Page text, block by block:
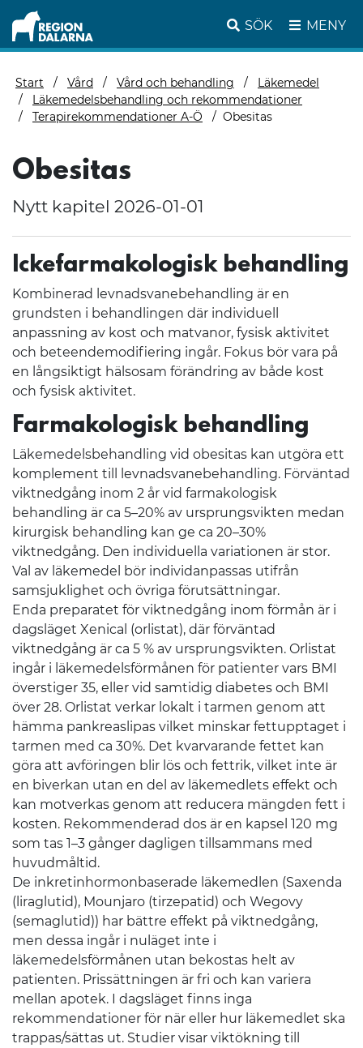
SÖK MENY
Start Vård Vård och behandling
Läkemedel
Läkemedelsbehandling och rekommendationer
Terapirekommendationer A-Ö
Obesitas
Obesitas
Nytt kapitel 2026-01-01
Ickefarmakologisk behandling
Kombinerad levnadsvanebehandling är en
grundsten i behandlingen där individuell
anpassning av kost och matvanor, fysisk aktivitet
och beteendemodifiering ingår. Fokus bör vara på
en långsiktigt hälsosam förändring av både kost
och fysisk aktivitet.
Farmakologisk behandling
Läkemedelsbehandling vid obesitas kan utgöra ett
komplement till levnadsvanebehandling. Förväntad
viktnedgång inom 2 år vid farmakologisk
behandling är ca 5–20% av ursprungsvikten medan
kirurgisk behandling kan ge ca 20–30%
viktnedgång. Den individuella variationen är stor.
Val av läkemedel bör individanpassas utifrån
samsjuklighet och övriga förutsättningar.
Enda preparatet för viktnedgång inom förmån är i
dagsläget Xenical (orlistat), där förväntad
viktnedgång är ca 5 % av ursprungsvikten. Orlistat
ingår i läkemedelsförmånen för patienter vars BMI
överstiger 35, eller vid samtidig diabetes och BMI
över 28. Orlistat verkar lokalt i tarmen genom att
hämma pankreaslipas vilket minskar fettupptaget i
tarmen med ca 30%. Det kvarvarande fettet kan
göra att avföringen blir lös och fettrik, vilket inte är
en biverkan utan en del av läkemedlets effekt och
kan motverkas genom att reducera mängden fett i
kosten. Rekommenderad dos är en kapsel 120 mg
som tas 1–3 gånger dagligen tillsammans med
huvudmåltid.
De inkretinhormonbaserade läkemedlen (Saxenda
(liraglutid), Mounjaro (tirzepatid) och Wegovy
(semaglutid)) har bättre effekt på viktnedgång,
men dessa ingår i nuläget inte i
läkemedelsförmånen utan bekostas helt av
patienten. Prissättningen är fri och kan variera
mellan apotek. I dagsläget finns inga
rekommendationer för när eller hur läkemedlet ska
trappas/sättas ut. Studier visar viktökning till